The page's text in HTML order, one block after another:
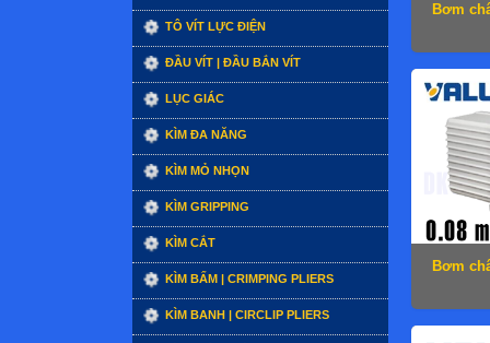
TÔ VÍT LỰC ĐIỆN
ĐẦU VÍT | ĐẦU BẮN VÍT
LỤC GIÁC
KÌM ĐA NĂNG
KÌM MỎ NHỌN
KÌM GRIPPING
KÌM CẮT
KÌM BẤM | CRIMPING PLIERS
KÌM BANH | CIRCLIP PLIERS
Bơm
Bơm